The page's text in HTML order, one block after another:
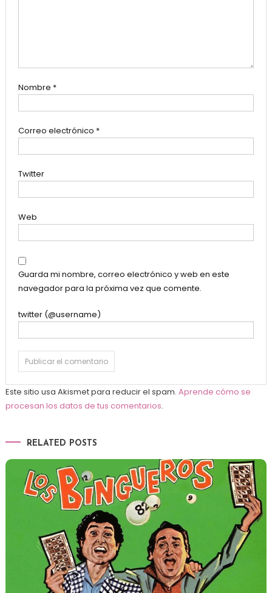
Nombre *
Correo electrónico *
Twitter
Web
Guarda mi nombre, correo electrónico y web en este
navegador para la próxima vez que comente.
twitter (@username)
Este sitio usa Akismet para reducir el spam. Aprende cómo se
procesan los datos de tus comentarios.
RELATED POSTS